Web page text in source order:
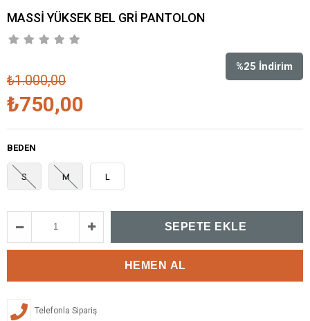
MASSİ YÜKSEK BEL GRİ PANTOLON
%25 İndirim
₺1.000,00
₺750,00
BEDEN
S M L
Telefonla Sipariş